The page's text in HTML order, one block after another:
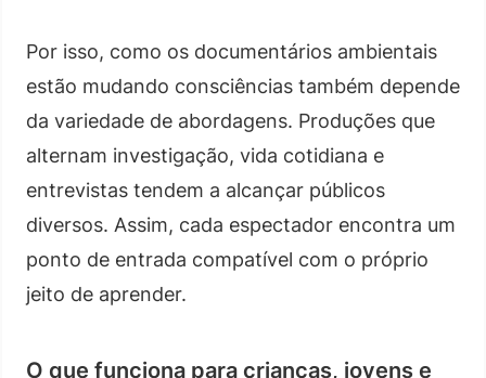
Por isso, como os documentários ambientais
estão mudando consciências também depende
da variedade de abordagens. Produções que
alternam investigação, vida cotidiana e
entrevistas tendem a alcançar públicos
diversos. Assim, cada espectador encontra um
ponto de entrada compatível com o próprio
jeito de aprender.
O que funciona para crianças, jovens e